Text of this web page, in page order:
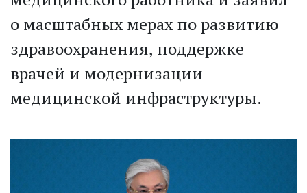
о масштабных мерах по развитию
здравоохранения, поддержке
врачей и модернизации
медицинской инфраструктуры.